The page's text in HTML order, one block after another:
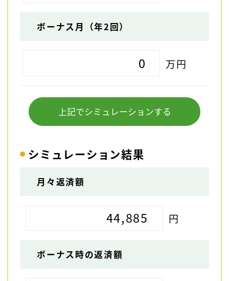
ボーナス月（年2回）
万円
上記でシミュレーションする
シミュレーション結果
月々返済額
44,885 円
ボーナス時の返済額